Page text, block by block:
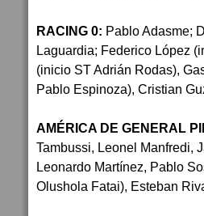
RACING 0: Pablo Adasme;
Laguardia; Federico López
(inicio ST Adrián Rodas),
Pablo Espinoza), Cristian
AMÉRICA DE GENERAL
Tambussi, Leonel Manfredi,
Leonardo Martínez, Pablo
Olushola Fatai), Esteban